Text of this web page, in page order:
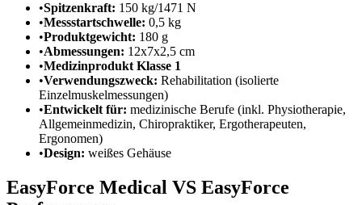
•Spitzenkraft: 150 kg/1471 N
•Messstartschwelle: 0,5 kg
•Produktgewicht: 180 g
•Abmessungen: 12x7x2,5 cm
•Medizinprodukt Klasse 1
•Verwendungszweck: Rehabilitation (isolierte
Einzelmuskelmessungen)
•Entwickelt für: medizinische Berufe (inkl. Physiotherapie,
Allgemeinmedizin, Chiropraktiker, Ergotherapeuten,
Ergonomen)
•Design: weißes Gehäuse
EasyForce Medical VS EasyForce